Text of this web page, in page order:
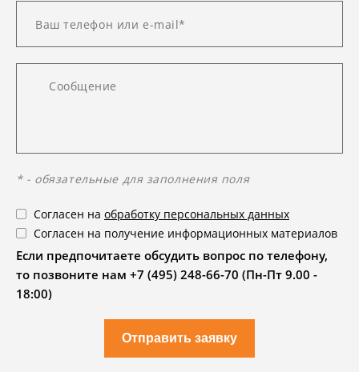
* - обязательные для заполнения поля
Согласен на обработку персональных данных
Согласен на получение информационных материалов
Если предпочитаете обсудить вопрос по телефону,
то позвоните нам +7 (495) 248-66-70 (Пн-Пт 9.00 -
18:00)
Отправить заявку